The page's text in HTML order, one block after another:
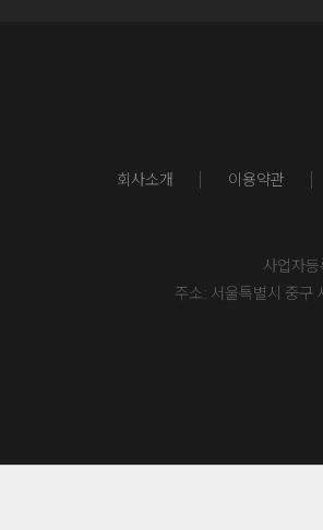
회사소개 이용약관
사업자
주소: 서울특별시 중구